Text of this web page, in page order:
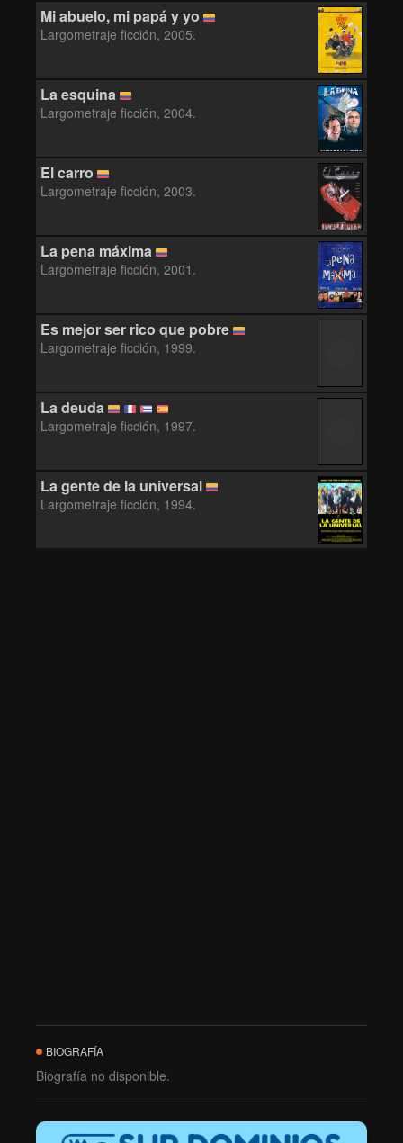
Mi abuelo, mi papá y yo
Largometraje ficción, 2005.
La esquina
Largometraje ficción, 2004.
El carro
Largometraje ficción, 2003.
La pena máxima
Largometraje ficción, 2001.
Es mejor ser rico que pobre
Largometraje ficción, 1999.
La deuda
Largometraje ficción, 1997.
La gente de la universal
Largometraje ficción, 1994.
BIOGRAFÍA
Biografía no disponible.